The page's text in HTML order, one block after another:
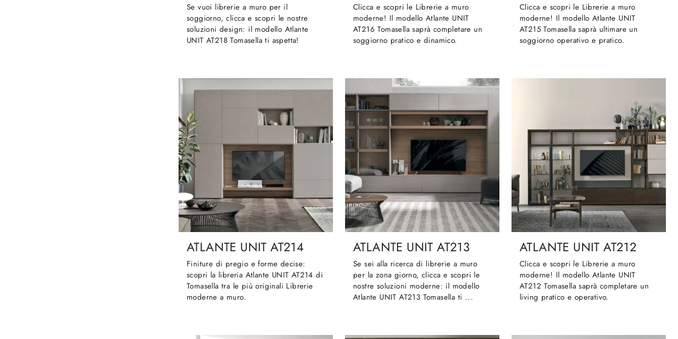
Se vuoi librerie a muro per il
soggiorno, clicca e scopri le nostre
soluzioni design: il modello Atlante
UNIT AT218 Tomasella ti aspetta!
Clicca e scopri le Librerie a muro
moderne! Il modello Atlante UNIT
AT216 Tomasella saprà completare un
soggiorno pratico e dinamico.
Clicca e scopri le Librerie a muro
moderne! Il modello Atlante UNIT
AT215 Tomasella saprà ultimare un
soggiorno operativo e pratico.
ATLANTE UNIT AT214
Finiture di pregio e forme decise:
scopri la libreria Atlante UNIT AT214 di
Tomasella tra le più originali Librerie
moderne a muro.
ATLANTE UNIT AT213
Se sei alla ricerca di librerie a muro
per la zona giorno, clicca e scopri le
nostre soluzioni moderne: il modello
Atlante UNIT AT213 Tomasella ti ...
ATLANTE UNIT AT212
Clicca e scopri le Librerie a muro
moderne! Il modello Atlante UNIT
AT212 Tomasella saprà completare un
living pratico e operativo.